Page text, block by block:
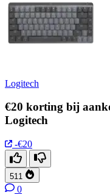
Logitech
€20 korting bij
Logitech
-€20
511
0